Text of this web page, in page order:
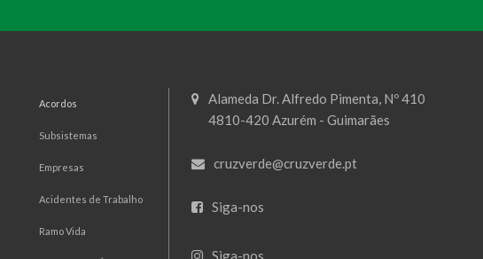
Acordos
Subsistemas
Empresas
Acidentes de Trabalho
Ramo Vida
Alameda Dr. Alfredo Pimenta, Nº 410
4810-420 Azurém - Guimarães
cruzverde@cruzverde.pt
Siga-nos
Siga-nos